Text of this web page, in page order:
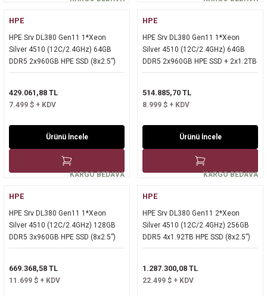
HPE
HPE Srv DL380 Gen11 1*Xeon
Silver 4510 (12C/2.4GHz) 64GB
DDR5 2x960GB HPE SSD (8x2.5”)
MR408i o/4GB 4x1GbE ILO Std.
425
429.061,88 TL
7.499 $ + KDV
Ürünü İncele
HPE
HPE Srv DL380 Gen11 1*Xeon
Silver 4510 (12C/2.4GHz) 64GB
DDR5 2x960GB HPE SSD + 2x1.2TB
HPE SAS 10K (8x2.5”) MR408i
PSU 2U Rack + HPE WINDOWS
SERVER 2025 STANDART 16 CORE
514.885,70 TL
8.999 $ + KDV
Ürünü İncele
KARGO BEDAVA
HPE
HPE Srv DL380 Gen11 1*Xeon
Silver 4510 (12C/2.4GHz) 128GB
DDR5 3x960GB HPE SSD (8x2.5”)
MR408i o/4GB 4x1GbE ILO Std.
669.368,58 TL
11.699 $ + KDV
KARGO BEDAVA
HPE
HPE Srv DL380 Gen11 2*Xeon
Silver 4510 (12C/2.4GHz) 256GB
DDR5 4x1.92TB HPE SSD (8x2.5”)
MR408i o/4GB 4x1GbE ILO Std.
1.287.300,08 TL
22.499 $ + KDV